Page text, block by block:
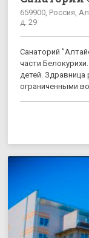
659900, Россия,
д. 29
Санаторий
части
детей.
ограниченными